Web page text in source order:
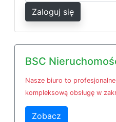
Zaloguj się
BSC
Nasze biuro to
kompleksową obsługę w
Zobacz